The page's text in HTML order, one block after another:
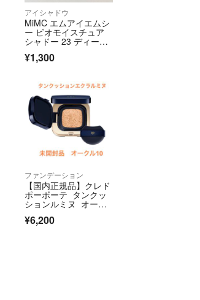
アイシャドウ
MiMC エムアイエムシ
ー ビオモイスチュア
シャドー 23 ディープ
¥1,300
ファンデーション
【国内正規品】クレド
ポーボーテ タンクッ
ションルミヌ オーク
ル10
¥6,200